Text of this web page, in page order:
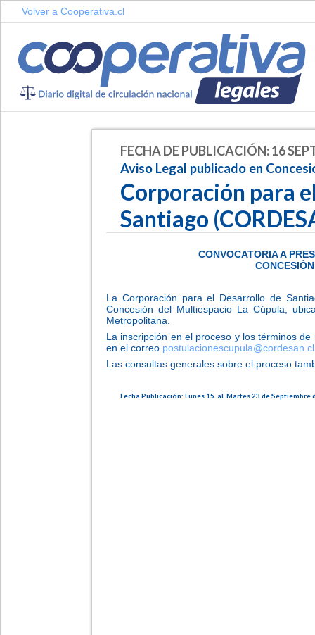
Volver a Cooperativa.cl
FECHA DE PUBLICACIÓN: 16
Aviso Legal publicado en
Corporación para
Santiago
CONVOCATORIA A
La Corporación para el Desarrollo de
Concesión del Multiespacio La Cúpula,
Metropolitana.
La inscripción en el proceso y los términos
en el correo postulacionescupula@cordesan. cl
Las consultas generales sobre el proceso
Fecha Publicación: Lunes 15 al Martes 23 de Septiembre